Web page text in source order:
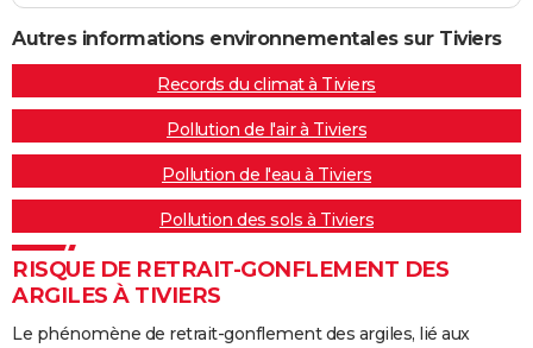
Autres informations environnementales sur Tiviers
Records du climat à Tiviers
Pollution de l'air à Tiviers
Pollution de l'eau à Tiviers
Pollution des sols à Tiviers
RISQUE DE RETRAIT-GONFLEMENT DES
ARGILES À TIVIERS
Le phénomène de retrait-gonflement des argiles, lié aux